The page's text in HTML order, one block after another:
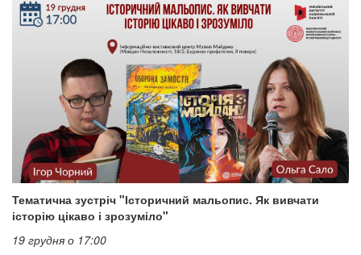
Тематична зустріч "Історичний мальопис. Як вивчати
історію цікаво і зрозуміло"
19 грудня о 17:00